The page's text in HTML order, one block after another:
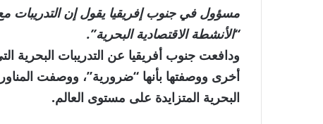
مسؤول في جنوب إفريقيا يقول إن التدريبات
“الأنشطة الاقتصادية البحرية”.
ودافعت جنوب أفريقيا عن التدريبات البحرية
أخرى ووصفتها بأنها “ضرورية”، ووصفت
البحرية المتزايدة على مستوى العالم.